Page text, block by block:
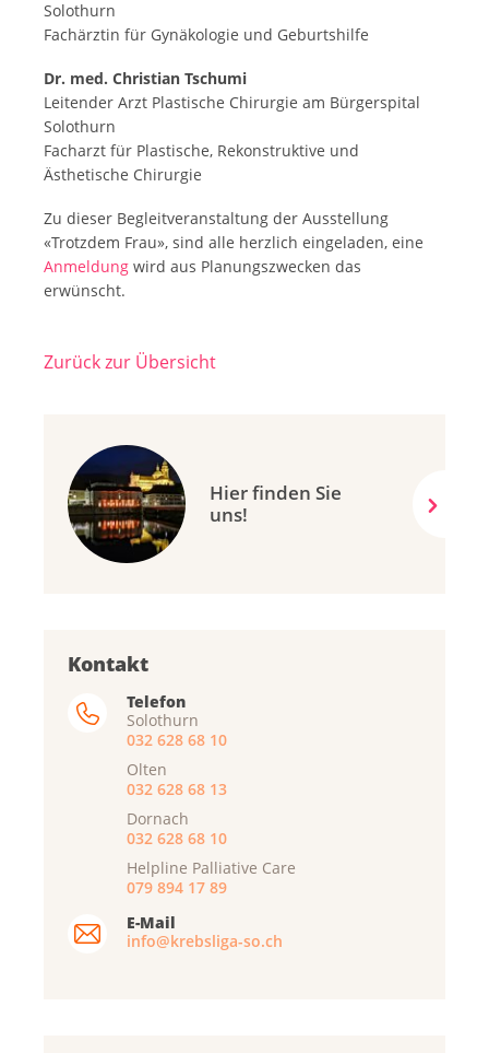
Solothurn
Fachärztin für Gynäkologie und Geburtshilfe
Dr. med. Christian Tschumi
Leitender Arzt Plastische Chirurgie am Bürgerspital
Solothurn
Facharzt für Plastische, Rekonstruktive und
Ästhetische Chirurgie
Zu dieser Begleitveranstaltung der Ausstellung
«Trotzdem Frau», sind alle herzlich eingeladen, eine
Anmeldung wird aus Planungszwecken das
erwünscht.
Zurück zur Übersicht
Hier finden Sie
uns!
Kontakt
Telefon
Solothurn
032 628 68 10
Olten
032 628 68 13
Dornach
032 628 68 10
Helpline Palliative Care
079 894 17 89
E-Mail
info@krebsliga-so.ch